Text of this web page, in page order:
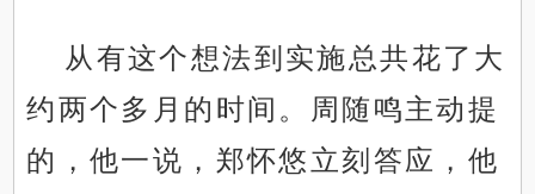
从有这个想法到实施总共花了大
约两个多月的时间。周随鸣主动提
的，他一说，郑怀悠立刻答应，他